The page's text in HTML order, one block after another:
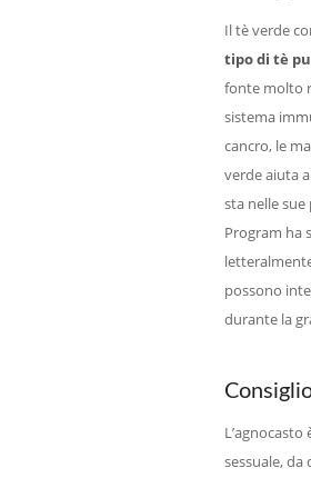
Il tè verde
tipo di tè
fonte molto
sistema
cancro, le
verde aiuta
sta nelle
Program ha
possono
durante la
sessuale, da